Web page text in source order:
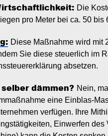
Die
pro Meter bei ca. 50 bis
Diese Maßnahme wird mit
Sie diese steuerlich im
absetzen.
dämmen? Nein,
eine Einblas-
verfügen. Ihre
Einwerfen des